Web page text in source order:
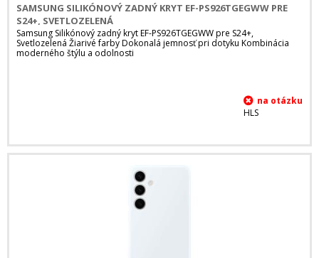
SAMSUNG SILIKÓNOVÝ ZADNÝ KRYT EF-PS926TGEGWW PRE
S24+, SVETLOZELENÁ
Samsung Silikónový zadný kryt EF-PS926TGEGWW pre S24+,
Svetlozelená Žiarivé farby Dokonalá jemnosť pri dotyku Kombinácia
moderného štýlu a odolnosti
HLS